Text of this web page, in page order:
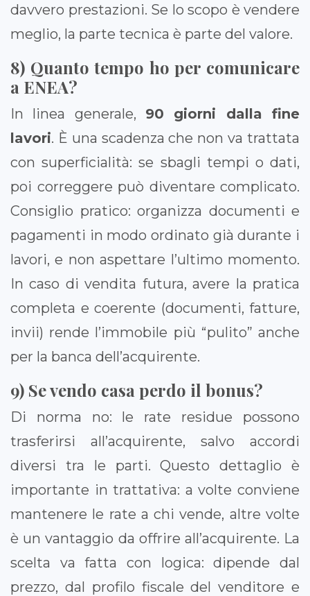
davvero prestazioni. Se lo scopo è vendere
meglio, la parte tecnica è parte del valore.
8) Quanto tempo ho per comunicare
a ENEA?
In linea generale, 90 giorni dalla fine
lavori. È una scadenza che non va trattata
con superficialità: se sbagli tempi o dati,
poi correggere può diventare complicato.
Consiglio pratico: organizza documenti e
pagamenti in modo ordinato già durante i
lavori, e non aspettare l’ultimo momento.
In caso di vendita futura, avere la pratica
completa e coerente (documenti, fatture,
invii) rende l’immobile più “pulito” anche
per la banca dell’acquirente.
9) Se vendo casa perdo il bonus?
Di norma no: le rate residue possono
trasferirsi all’acquirente, salvo accordi
diversi tra le parti. Questo dettaglio è
importante in trattativa: a volte conviene
mantenere le rate a chi vende, altre volte
è un vantaggio da offrire all’acquirente. La
scelta va fatta con logica: dipende dal
prezzo, dal profilo fiscale del venditore e